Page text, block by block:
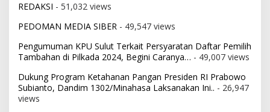
REDAKSI - 51,032 views
PEDOMAN MEDIA SIBER - 49,547 views
Pengumuman KPU Sulut Terkait Persyaratan Daftar Pemilih
Tambahan di Pilkada 2024, Begini Caranya… - 49,007 views
Dukung Program Ketahanan Pangan Presiden RI Prabowo
Subianto, Dandim 1302/Minahasa Laksanakan Ini.. - 26,947
views